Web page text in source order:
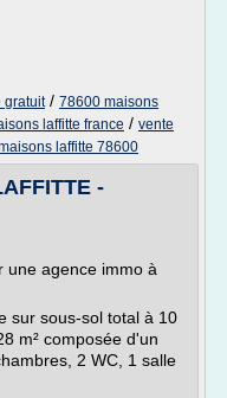
gratuit/ 78600 maisons
laffitte france / vente
laffitte 78600
-
une agence immo à
sur sous-sol total à 10
m² composée d'un
2 WC, 1 salle